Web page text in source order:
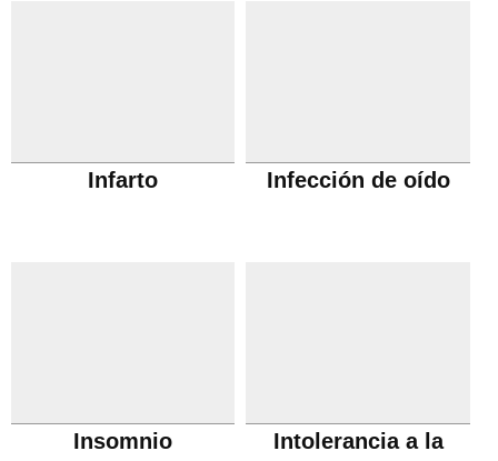
Infarto Infección de oído
Insomnio
Intolerancia a la